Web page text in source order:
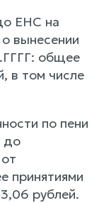
ЕНС на
вынесении
общее
в том числе
по пени
до
принятиями
рублей.